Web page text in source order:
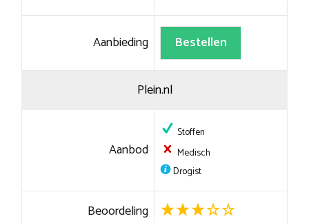
Aanbieding Bestellen
Plein.nl
Aanbod
Stoffen
Medisch
Drogist
Beoordeling